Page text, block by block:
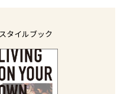
タイルブック